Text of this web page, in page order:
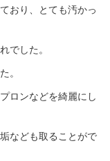
おり、とても汚かっ
でした。
。
ロンなどを綺麗にし
なども取ることがで